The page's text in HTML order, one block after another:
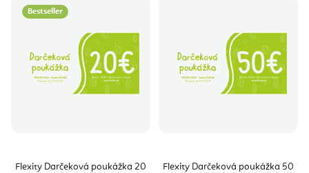
Bestseller
Flexity Darčeková poukážka 20
Flexity Darčeková poukážka 50